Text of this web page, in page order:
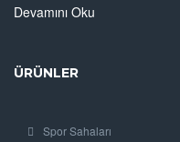
Devamını Oku
ÜRÜNLER
Spor Sahaları